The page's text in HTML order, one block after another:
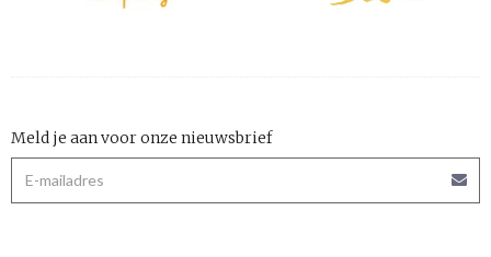
Meld je aan voor onze nieuwsbrief